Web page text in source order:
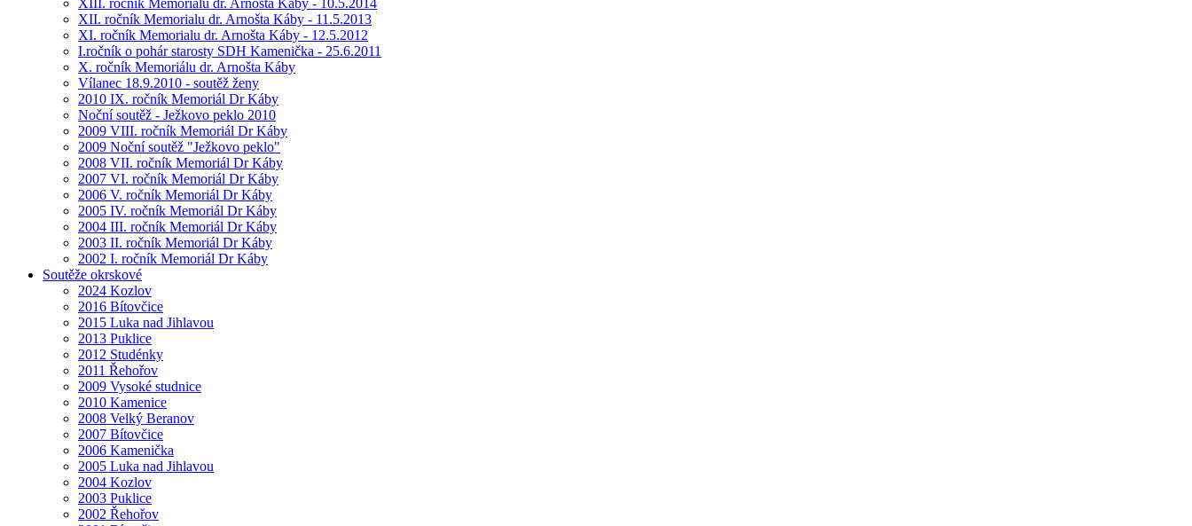
XII. ročník Memorialu dr. Arnošta Káby - 11.5.2013
XI. ročník Memorialu dr. Arnošta Káby - 12.5.2012
I.ročník o pohár starosty SDH Kamenička - 25.6.2011
X. ročník Memoriálu dr. Arnošta Káby
Vílanec 18.9.2010 - soutěž ženy
2010 IX. ročník Memoriál Dr Káby
Noční soutěž - Ježkovo peklo 2010
2009 VIII. ročník Memoriál Dr Káby
2009 Noční soutěž "Ježkovo peklo"
2008 VII. ročník Memoriál Dr Káby
2007 VI. ročník Memoriál Dr Káby
2006 V. ročník Memoriál Dr Káby
2005 IV. ročník Memoriál Dr Káby
2004 III. ročník Memoriál Dr Káby
2003 II. ročník Memoriál Dr Káby
2002 I. ročník Memoriál Dr Káby
Soutěže okrskové
2024 Kozlov
2016 Bítovčice
2015 Luka nad Jihlavou
2013 Puklice
2012 Studénky
2011 Řehořov
2009 Vysoké studnice
2010 Kamenice
2008 Velký Beranov
2007 Bítovčice
2006 Kamenička
2005 Luka nad Jihlavou
2004 Kozlov
2003 Puklice
2002 Řehořov